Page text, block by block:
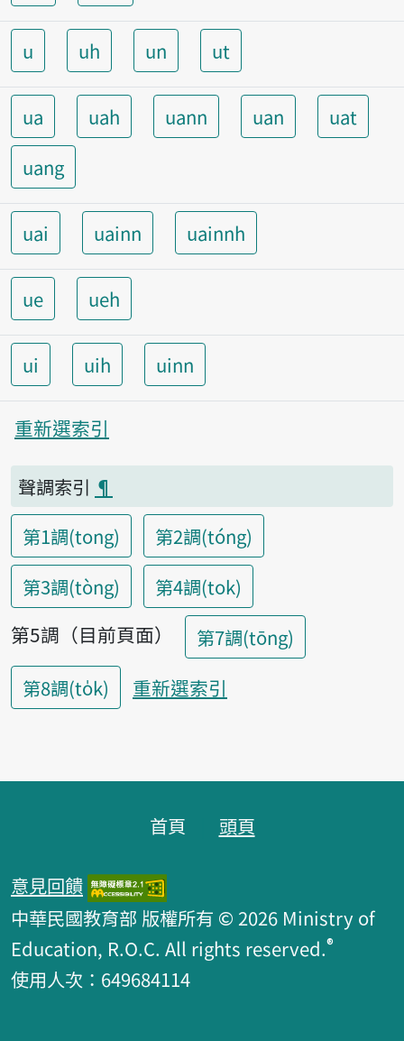
u uh un ut
ua uah uann uan
uat
uang
uai uainn uainnh
ue ueh
ui uih uinn
重新選索引
聲調索引 ¶
第1調(tong)
第2調(tóng)
第3調(tòng)
第4調(tok)
第5調（目前頁面）
第7調(tōng)
第8調(to̍k)
重新選索引
首頁 頭頁
意見回饋
中華民國教育部 版權所有 © 2026 Ministry of
Education, R.O.C. All rights reserved.®
使用人次：649684114